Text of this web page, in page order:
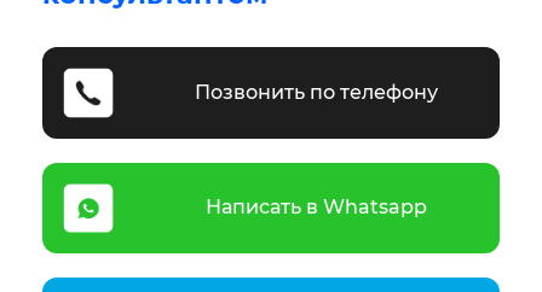
Позвонить по телефону
Написать в Whatsapp